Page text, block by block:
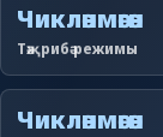
Чикләнмәгән
Тәҗрибә режимы
Чикләнмәгән